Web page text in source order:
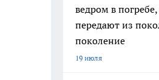
ведром в
передают из
поколение
19 июля